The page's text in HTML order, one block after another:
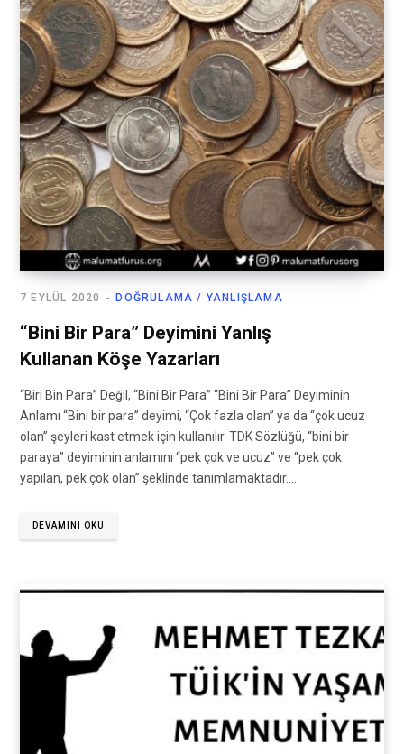
DOĞRULAMA / YANLIŞLAMA
7 EYLÜL 2020
“Bini Bir Para” Deyimini Yanlış
Kullanan Köşe Yazarları
“Biri Bin Para” Değil, “Bini Bir Para” “Bini Bir Para” Deyiminin
Anlamı “Bini bir para” deyimi, “Çok fazla olan” ya da “çok ucuz
olan” şeyleri kast etmek için kullanılır. TDK Sözlüğü, “bini bir
paraya” deyiminin anlamını “pek çok ve ucuz” ve “pek çok
yapılan, pek çok olan” şeklinde tanımlamaktadır.…
DEVAMINI OKU